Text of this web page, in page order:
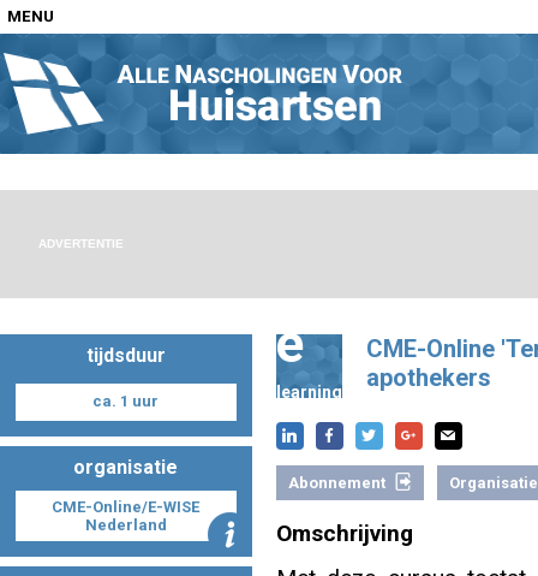
MENU
Home
Nascholingen op locatie (agenda)
Nascholingen online (elearning)
Nascholingen op aanvraag (in-company)
ADVERTENTIE
tijdsduur
ca. 1 uur
organisatie
CME-Online/E-WISE
Nederland
e
learning
CME-Online
apothekers
Abonnement Organisatie
Omschrijving